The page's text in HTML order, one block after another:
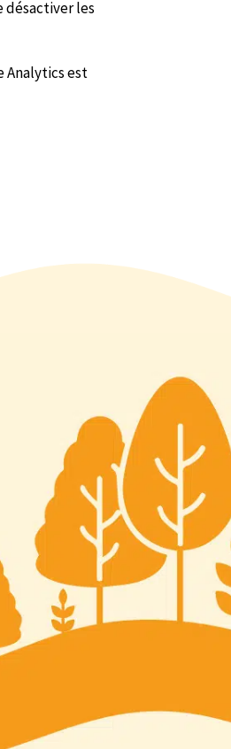
désactiver les
Analytics est